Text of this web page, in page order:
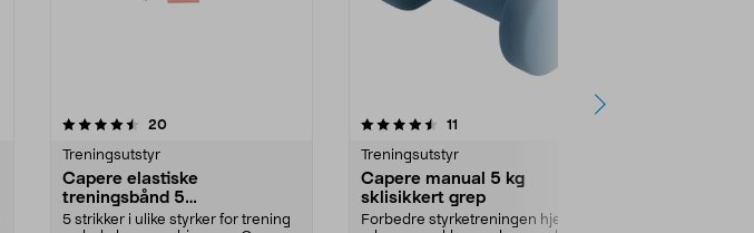
20anmeldelser
Treningsutstyr
Capere elastiske
treningsbånd 5
motstandsnivåer 5-pakning
5 strikker i ulike styrker for trening
4.5 av 5 stjerner 11
Treningsutstyr
Capere manual 5 kg
sklisikkert grep
Forbedre styrketreningen hjemme
4.5 av 5 stjerner